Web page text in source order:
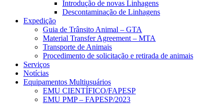
Introdução de novas Linhagens
Descontaminação de Linhagens
Expedição
Guia de Trânsito Animal – GTA
Material Transfer Agreement – MTA
Transporte de Animais
Procedimento de solicitação e retirada de animais
Serviços
Notícias
Equipamentos Multiusuários
EMU CIENTÍFICO/FAPESP
EMU PMP – FAPESP/2023